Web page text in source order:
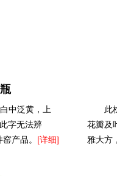
中泛黄，上
字无法辨
产品。 [详细]
此
花瓣及
雅大方